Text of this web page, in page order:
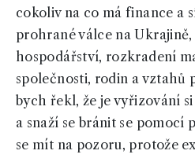
cokoliv na co má finance a
prohrané válce na
hospodářství, rozkradení
společnosti, rodin a vztahů
bych řekl, že je vyřizování
a snaží se bránit se pomocí
se mít na pozoru, protože